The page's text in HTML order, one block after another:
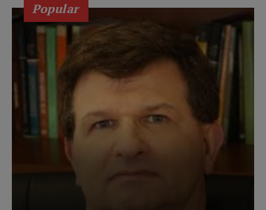
Popular